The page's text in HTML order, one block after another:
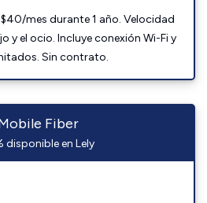
mes durante 1 año. Velocidad
y el ocio. Incluye conexión Wi-Fi y
Sin contrato.
Fiber
disponible en Lely